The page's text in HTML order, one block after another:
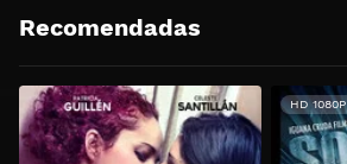
Recomendadas
HD 1080P